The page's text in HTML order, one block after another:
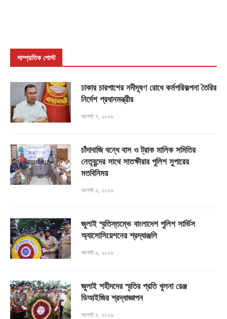
সাম্প্রতিক পোস্ট
ঢাকার চারপাশের নদীদূষণ রোধে কর্মপরিকল্পনা তৈরির
নির্দেশ প্রধানমন্ত্রীর
আগস্ট ৭, ২০২৬
চাঁদাবাজি বন্ধে বাস ও ট্রাক মালিক সমিতির
নেতৃবৃন্দের সাথে সাতক্ষীরার পুলিশ সুপারের
মতবিনিময়
আগস্ট ৬, ২০২৬
জুলাই স্মৃতিস্তম্ভে বাংলাদেশ পুলিশ সার্ভিস
অ্যাসোসিয়েশনের শ্রদ্ধাঞ্জলি
আগস্ট ৬, ২০২৬
জুলাই শহীদদের স্মৃতির প্রতি খুলনা রেঞ্জ
ডিআইজির শ্রদ্ধাজ্ঞাপন
আগস্ট ৫, ২০২৬